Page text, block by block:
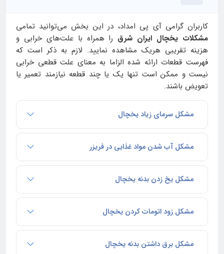
کاربران گرامی آی‌ پی امداد، در این بخش می‌توانید تمامی
مشکلات یخچال ایران شرق را همراه با علت‌های خرابی و
هزینه تقریبی هریک مشاهده نمایید. لازم به ذکر است که
فهرست قطعات ارائه شده الزاما به معنای علت قطعی خرابی
نیست و ممکن است تنها یک یا چند قطعه نیازمند تعمیر یا
تعویض باشند.
مشکل سرمای زیاد یخچال
مشکل آب شدن مواد غذایی در فریزر
مشکل یخ زدن بدنه یخچال
مشکل زود اتومات کردن یخچال
مشکل برق داشتن بدنه یخچال